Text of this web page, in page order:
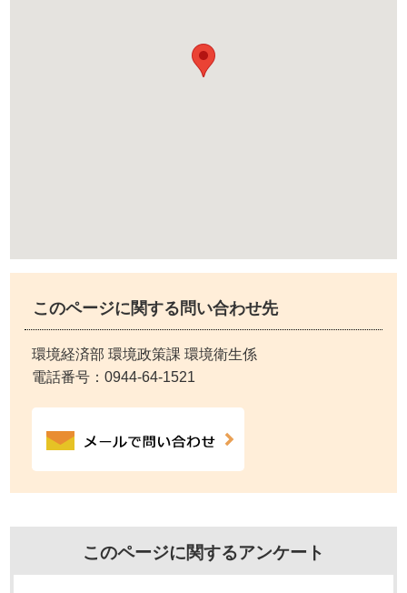
このページに関する問い合わせ先
環境経済部 環境政策課 環境衛生係
電話番号：0944-64-1521
このページに関するアンケート